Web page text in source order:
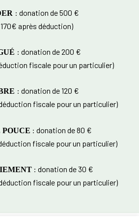
: donation de 500 €
après déduction)
: donation de 200 €
fiscale pour un particulier)
: donation de 120 €
fiscale pour un particulier)
POUCE : donation de 80 €
fiscale pour un particulier)
: donation de 30 €
fiscale pour un particulier)